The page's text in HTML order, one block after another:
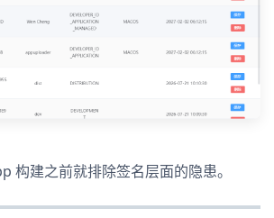
构建之前就排除签名层面的隐患。